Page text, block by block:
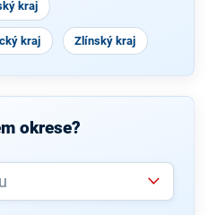
kraj
kraj Zlínský kraj
okrese?